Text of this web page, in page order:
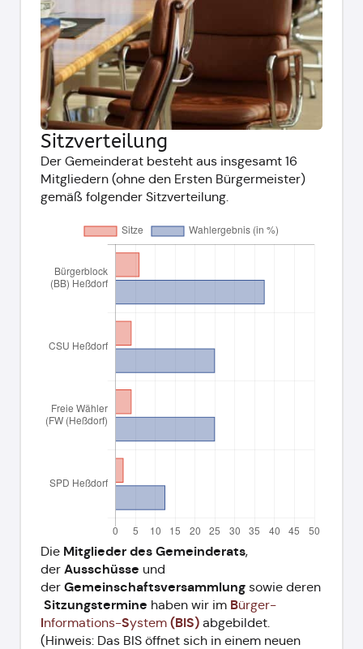
Sitzverteilung
Der Gemeinderat besteht aus insgesamt 16
Mitgliedern (ohne den Ersten Bürgermeister)
gemäß folgender Sitzverteilung.
Die Mitglieder des Gemeinderats,
der Ausschüsse und
der Gemeinschaftsversammlung sowie deren
Sitzungstermine haben wir im Bürger-
Informations-System (BIS) abgebildet.
(Hinweis: Das BIS öffnet sich in einem neuen